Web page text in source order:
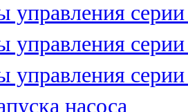
управления
управления
управления
насоса